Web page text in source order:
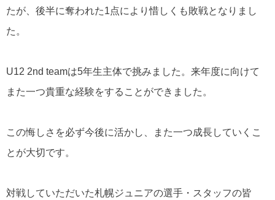
たが、後半に奪われた1点により惜しくも敗戦となりまし
た。
U12 2nd teamは5年生主体で挑みました。来年度に向けて
また一つ貴重な経験をすることができました。
この悔しさを必ず今後に活かし、また一つ成長していくこ
とが大切です。
対戦していただいた札幌ジュニアの選手・スタッフの皆